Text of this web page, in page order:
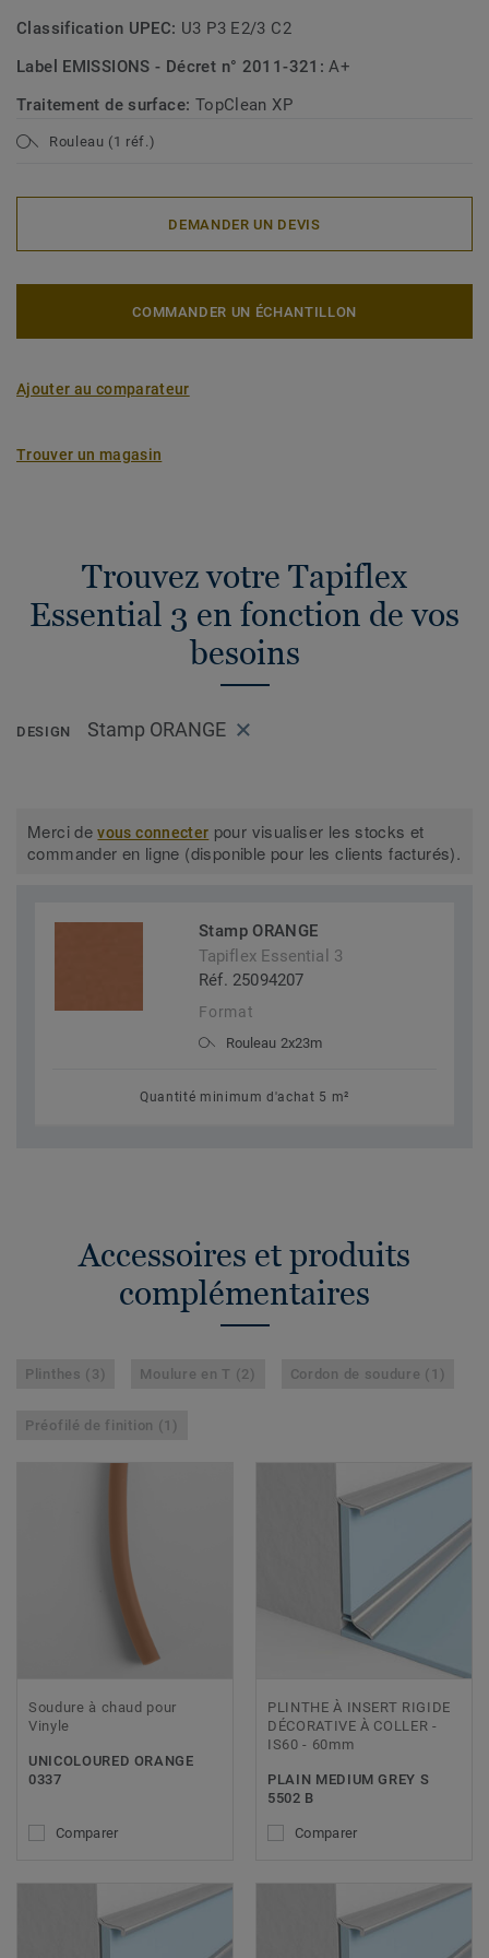
Classification UPEC: U3 P3 E2/3 C2
Label EMISSIONS - Décret n° 2011-321:A+
Traitement de surface: TopClean XP
Rouleau (1 réf.)
DEMANDER UN DEVIS
COMMANDER UN ÉCHANTILLON
Ajouter au comparateur
Trouver un magasin
Trouvez votre Tapiflex
Essential 3 en fonction de vos
besoins
DESIGN Stamp ORANGE
Merci devous connecter pour visualiser les stocks et
commander en ligne (disponible pour les clients facturés).
Stamp ORANGE
Tapiflex Essential 3
Réf. 25094207
Format
Rouleau 2x23m
Quantité minimum d'achat 5 m²
Accessoires et produits
complémentaires
Plinthes (3) Moulure en T (2) Cordon de soudure (1)
Préofilé de finition (1)
Soudure à chaud pour
Vinyle
UNICOLOURED ORANGE
0337
Comparer
PLINTHE À INSERT RIGIDE
DÉCORATIVE À COLLER -
IS60 - 60mm
PLAIN MEDIUM GREY S
5502 B
Comparer